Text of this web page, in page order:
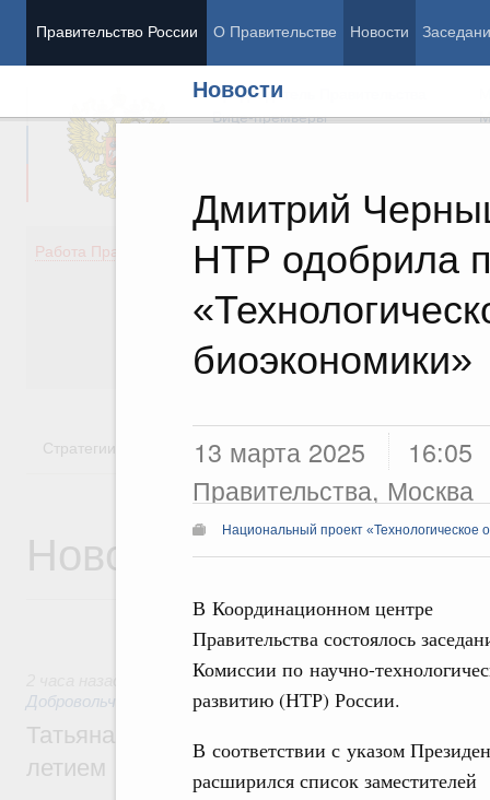
Правительство России О Правительстве Новости
Новости
Дмитрий
НТР одобрила
биоэкономики»
13 марта 2025
16:05
Правительства, Москва
Национальный проект «Технологическое
В Координационном центре
Правительства состоялось
Комиссии по научно-
развитию (НТР) России.
В соответствии с указом
расширился список заместителей
Председатель Правительства
Вице-премьеры
Работа Правительства
Демография
Здоровье
Культура
Государство
Стратегии Государственные программы
Новости
Социальные инновации. Некоммерческие
Добровольчество и волонтёрство. Благотворительность
Татьяна Голикова поздравила
летием